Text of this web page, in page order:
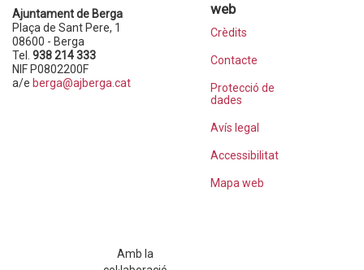
Ajuntament de Berga
Plaça de Sant Pere, 1
08600 - Berga
Tel. 938 214 333
NIF P0802200F
a/e berga@ajberga.cat
web
Crèdits
Contacte
Protecció de
dades
Avís legal
Accessibilitat
Mapa web
Amb la